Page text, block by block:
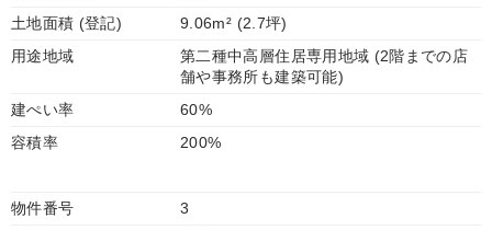
土地面積 (登記)
9.06m² (2.7坪)
用途地域
第二種中高層住居専用地域 (2階までの店
舗や事務所も建築可能)
建ぺい率
60%
容積率
200%
物件番号
3